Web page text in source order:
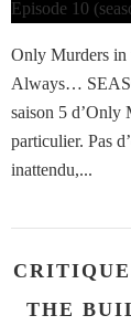
Only Murders in
Always…
saison 5 d’Only
particulier. Pas
inattendu,...
THE